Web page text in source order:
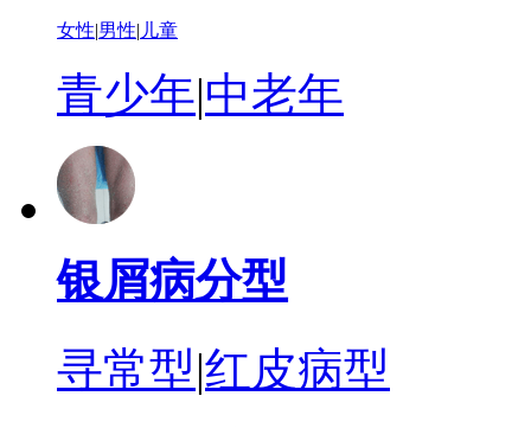
女性|男性| 儿童
青少年|中老年
银屑病分型
寻常型|红皮病型